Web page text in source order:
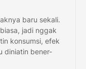
baru sekali.
jadi nggak
konsumsi, efek
diniatin bener-